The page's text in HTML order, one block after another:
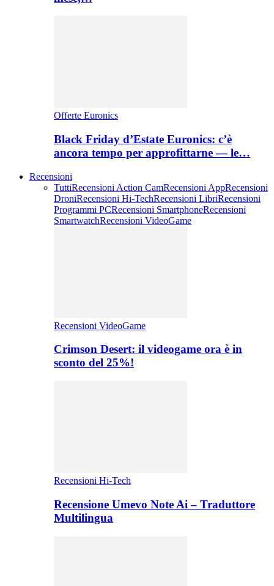
Offerte Euronics
Black Friday d’Estate Euronics: c’è
ancora tempo per approfittarne — le…
Recensioni
TuttiRecensioni Action CamRecensioni AppRecensioni
DroniRecensioni Hi-TechRecensioni LibriRecensioni
Programmi PCRecensioni SmartphoneRecensioni
SmartwatchRecensioni VideoGame
Recensioni VideoGame
Crimson Desert: il videogame ora è in
sconto del 25%!
Recensioni Hi-Tech
Recensione Umevo Note Ai – Traduttore
Multilingua